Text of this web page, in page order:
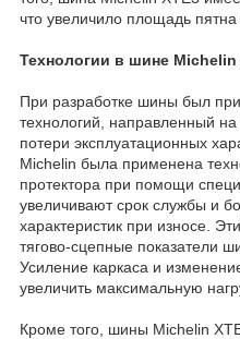
что увеличило площадь пятна
Технологии в шине Michelin
При разработке шины был
технологий, направленный
потери эксплуатационных
Michelin была применена
протектора при помощи
увеличивают срок службы и
характеристик при износе.
тягово-сцепные показатели
Усиление каркаса и
увеличить максимальную
Кроме того, шины Michelin